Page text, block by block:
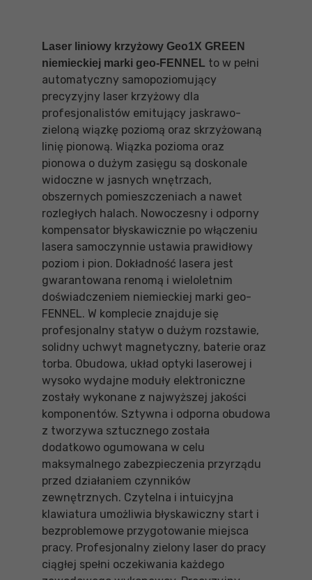
Laser liniowy krzyżowy Geo1X GREEN
niemieckiej marki geo-FENNEL to w pełni
automatyczny samopoziomujący
precyzyjny laser krzyżowy dla
profesjonalistów emitujący jaskrawo-
zieloną wiązkę poziomą oraz skrzyżowaną
linię pionową. Wiązka pozioma oraz
pionowa o dużym zasięgu są doskonale
widoczne w jasnych wnętrzach,
obszernych pomieszczeniach a nawet
rozległych halach. Nowoczesny i odporny
kompensator błyskawicznie po włączeniu
lasera samoczynnie ustawia prawidłowy
poziom i pion. Dokładność lasera jest
gwarantowana renomą i wieloletnim
doświadczeniem niemieckiej marki geo-
FENNEL. W komplecie znajduje się
profesjonalny statyw o dużym rozstawie,
solidny uchwyt magnetyczny, baterie oraz
torba. Obudowa, układ optyki laserowej i
wysoko wydajne moduły elektroniczne
zostały wykonane z najwyższej jakości
komponentów. Sztywna i odporna obudowa
z tworzywa sztucznego została
dodatkowo ogumowana w celu
maksymalnego zabezpieczenia przyrządu
przed działaniem czynników
zewnętrznych. Czytelna i intuicyjna
klawiatura umożliwia błyskawiczny start i
bezproblemowe przygotowanie miejsca
pracy. Profesjonalny zielony laser do pracy
ciągłej spełni oczekiwania każdego